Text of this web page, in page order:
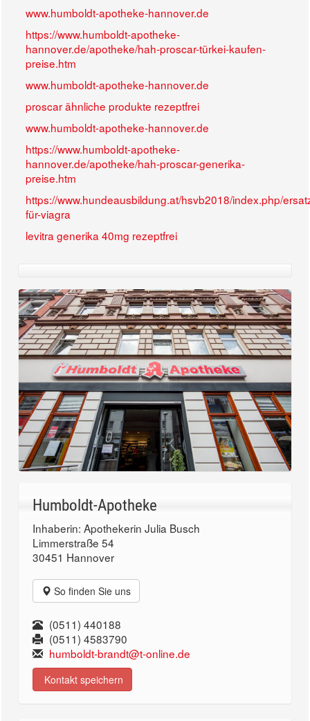
www.humboldt-apotheke-hannover.de
https://www.humboldt-apotheke-
hannover.de/apotheke/hah-proscar-türkei-kaufen-
preise.htm
www.humboldt-apotheke-hannover.de
proscar ähnliche produkte rezeptfrei
www.humboldt-apotheke-hannover.de
https://www.humboldt-apotheke-
hannover.de/apotheke/hah-proscar-generika-
preise.htm
https://www.hundeausbildung.at/hsvb2018/index.php/
für-viagra
levitra generika 40mg rezeptfrei
Humboldt-Apotheke
Inhaberin: Apothekerin Julia Busch
Limmerstraße 54
30451 Hannover
So finden Sie uns
(0511) 440188
(0511) 4583790
humboldt-brandt@t-online.de
Kontakt speichern